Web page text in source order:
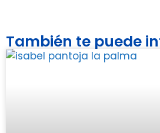
También te puede